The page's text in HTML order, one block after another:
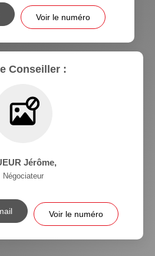
Voir le numéro
Conseiller :
Jérôme,
Négociateur
Voir le numéro